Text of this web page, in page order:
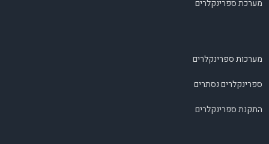
מערכת ספרינקלרים
מערכות ספרינקלרים
ספרינקלרים נסתרים
התקנת ספרינקלרים